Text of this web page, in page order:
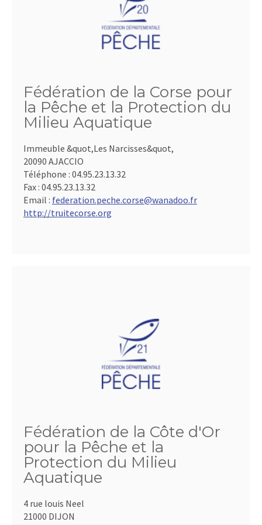
Fédération de la Corse pour
la Pêche et la Protection du
Milieu Aquatique
Immeuble &quot,Les Narcisses&quot,
20090 AJACCIO
Téléphone : 04.95.23.13.32
Fax : 04.95.23.13.32
Email : federation.peche.corse@wanadoo.fr
http://truitecorse.org
Fédération de la Côte d'Or
pour la Pêche et la
Protection du Milieu
Aquatique
4 rue louis Neel
21000 DIJON